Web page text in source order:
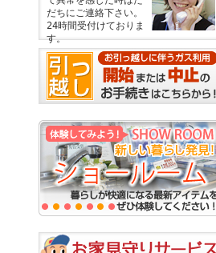
だちにご連絡下さい。
24時間受付けておりま
す。